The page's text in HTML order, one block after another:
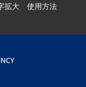
拡大 使用方法